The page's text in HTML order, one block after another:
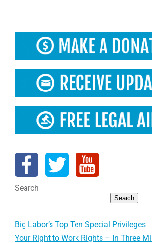
Search
Search
Big Labor’s Top Ten Special Privileges
Your Right to Work Rights – In Three